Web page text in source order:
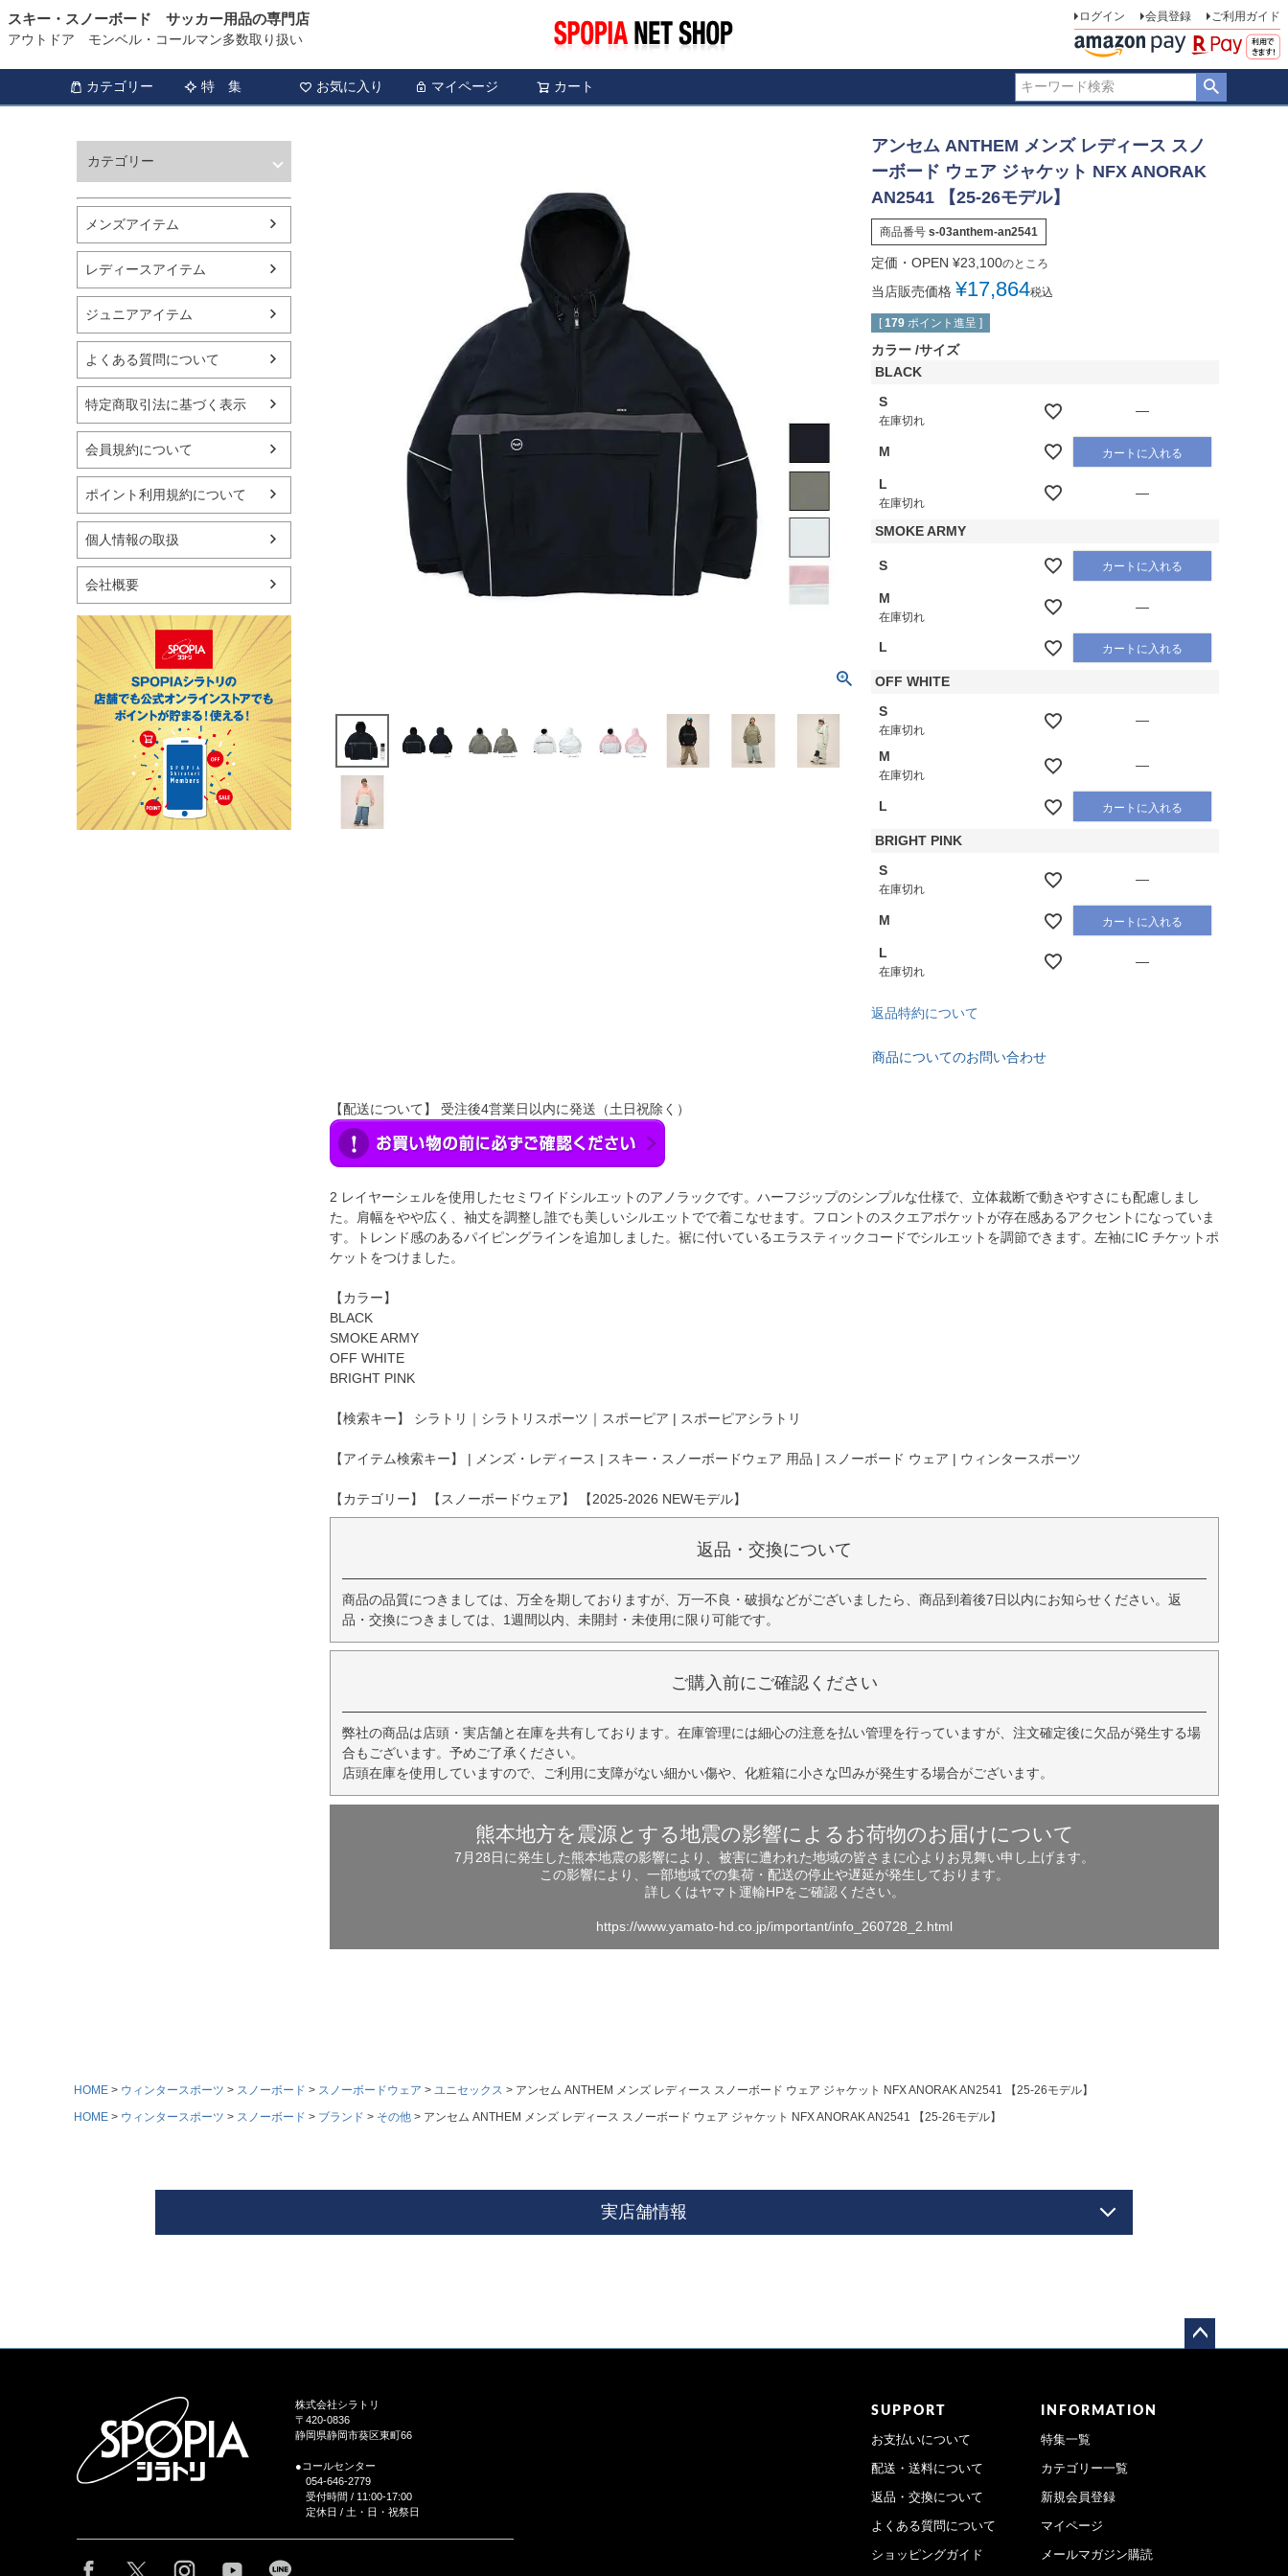
スキー・スノーボード サッカー用品の専門店
アウトドア モンベル・コールマン多数取り扱い
ログイン 会員登録 ご利用ガイド
カテゴリー 特 集 お気に入り マイページ カート
カテゴリー
バスケットボール
シューズ
ランニング用品
スポーツアパレル
テニス
バレーボール
フィットネス用品
スイミング用品
マリン
スケートボード
野球・ソフトボール
ゴルフ
卓球用品
バッグ・サングラス
ハンドボール用品
ラグビー用品
グランドゴルフ
メンズアイテム
レディースアイテム
ジュニアアイテム
よくある質問について
特定商取引法に基づく表示
会員規約について
ポイント利用規約について
個人情報の取扱
会社概要
アンセム ANTHEM メンズ レディース スノ
ーボード ウェア ジャケット NFX ANORAK
AN2541 【25-26モデル】
商品番号 s-03anthem-an2541
定価・OPEN ¥23,100のところ
当店販売価格 ¥17,864税込
[ 179 ポイント進呈 ]
カラー サイズ
BLACK
S
在庫切れ
—
M カートに入れる
L
在庫切れ
—
SMOKE ARMY
S カートに入れる
M
在庫切れ
—
L カートに入れる
OFF WHITE
S
在庫切れ
—
M
在庫切れ
—
L カートに入れる
BRIGHT PINK
S
在庫切れ
—
M カートに入れる
L
在庫切れ
—
返品特約について
商品についてのお問い合わせ
【配送について】 受注後4営業日以内に発送（土日祝除く）
2 レイヤーシェルを使用したセミワイドシルエットのアノラックです。ハーフジップのシンプルな仕様で、立体裁断で動きやすさにも配慮しまし
た。肩幅をやや広く、袖丈を調整し誰でも美しいシルエットでで着こなせます。フロントのスクエアポケットが存在感あるアクセントになっていま
す。トレンド感のあるパイピングラインを追加しました。裾に付いているエラスティックコードでシルエットを調節できます。左袖にIC チケットポ
ケットをつけました。
【カラー】
BLACK
SMOKE ARMY
OFF WHITE
BRIGHT PINK
【検索キー】 シラトリ｜シラトリスポーツ｜スポーピア | スポーピアシラトリ
【アイテム検索キー】 | メンズ・レディース | スキー・スノーボードウェア 用品 | スノーボード ウェア | ウィンタースポーツ
【カテゴリー】 【スノーボードウェア】 【2025-2026 NEWモデル】
返品・交換について
商品の品質につきましては、万全を期しておりますが、万一不良・破損などがございましたら、商品到着後7日以内にお知らせください。返
品・交換につきましては、1週間以内、未開封・未使用に限り可能です。
ご購入前にご確認ください
弊社の商品は店頭・実店舗と在庫を共有しております。在庫管理には細心の注意を払い管理を行っていますが、注文確定後に欠品が発生する場
合もございます。予めご了承ください。
店頭在庫を使用していますので、ご利用に支障がない細かい傷や、化粧箱に小さな凹みが発生する場合がございます。
熊本地方を震源とする地震の影響によるお荷物のお届けについて
7月28日に発生した熊本地震の影響により、被害に遭われた地域の皆さまに心よりお見舞い申し上げます。
この影響により、一部地域での集荷・配送の停止や遅延が発生しております。
詳しくはヤマト運輸HPをご確認ください。
https://www.yamato-hd.co.jp/important/info_260728_2.html
HOME ウィンタースポーツ スノーボード スノーボードウェア ユニセックス
アンセム ANTHEM メンズ レディース スノーボード ウェア ジャケット NFX ANORAK AN2541 【25-26モデル】
HOME
ウィンタースポーツ スノーボード ブランド その他 アンセム ANTHEM メンズ レディース スノーボード ウェア ジャケット NFX ANORAK AN2541 【25-26モデル】
実店舗情報
株式会社シラトリ
〒420-0836
静岡県静岡市葵区東町66
●コールセンター
054-646-2779
受付時間 / 11:00-17:00
定休日 / 土・日・祝祭日
SUPPORT
お支払いについて
配送・送料について
返品・交換について
よくある質問について
ショッピングガイド
INFORMATION
特集一覧
カテゴリー一覧
新規会員登録
マイページ
メールマガジン購読